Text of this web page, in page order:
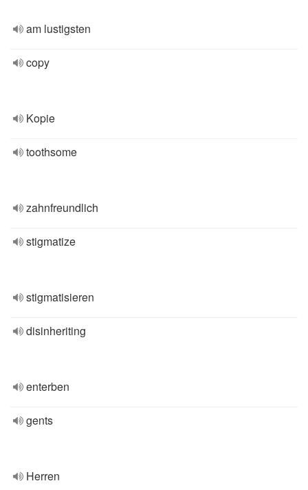
am lustigsten
copy
Kopie
toothsome
zahnfreundlich
stigmatize
stigmatisieren
disinheriting
enterben
gents
Herren